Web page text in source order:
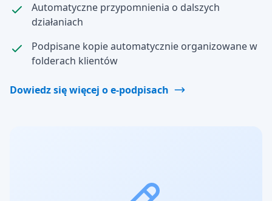
Automatyczne przypomnienia o dalszych
działaniach
Podpisane kopie automatycznie organizowane w
folderach klientów
Dowiedz się więcej o e-podpisach